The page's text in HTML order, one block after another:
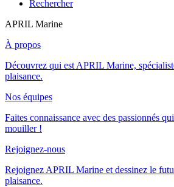
Rechercher
APRIL Marine
À propos
Découvrez qui est APRIL Marine,
plaisance.
Nos équipes
Faites connaissance avec des passionnés
mouiller !
Rejoignez-nous
Rejoignez APRIL Marine et dessinez le
plaisance.